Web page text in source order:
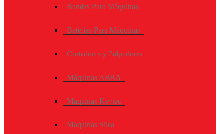
Bandas Para Máquinas
Baterías Para Máquinas
Cortadores y Palpadores
Máquinas ABBA
Maquinas Keytec
Maquinas Silca